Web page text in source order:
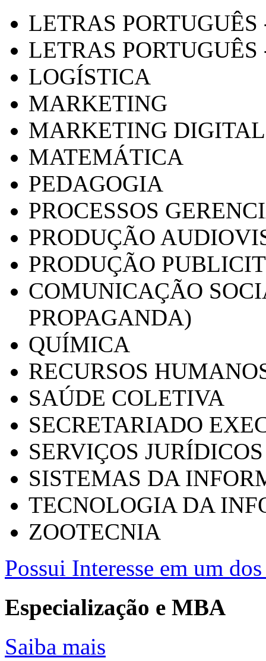
LETRAS
LETRAS PORTUGUÊS
LOGÍSTICA
MARKETING
MARKETING DIGITAL
MATEMÁTICA
PEDAGOGIA
PROCESSOS
PRODUÇÃO
PRODUÇÃO
COMUNICAÇÃO
PROPAGANDA)
QUÍMICA
RECURSOS
SAÚDE COLETIVA
SECRETARIADO
SERVIÇOS
SISTEMAS DA
TECNOLOGIA DA
ZOOTECNIA
Possui Interesse em um
Especialização e MBA
Saiba mais